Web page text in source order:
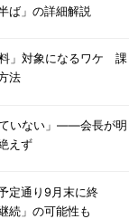
ば」の詳細解説
」対象になるワケ 課
法
ていない」――会長が明
えず
定通り9月末に終
続」の可能性も